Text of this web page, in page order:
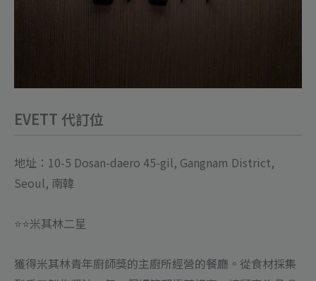
EVETT 代訂位
地址：10-5 Dosan-daero 45-gil, Gangnam District,
Seoul, 南韓
⭐️⭐️米其林二星
獲得米其林青年廚師獎的主廚所經營的餐廳。從食材採集